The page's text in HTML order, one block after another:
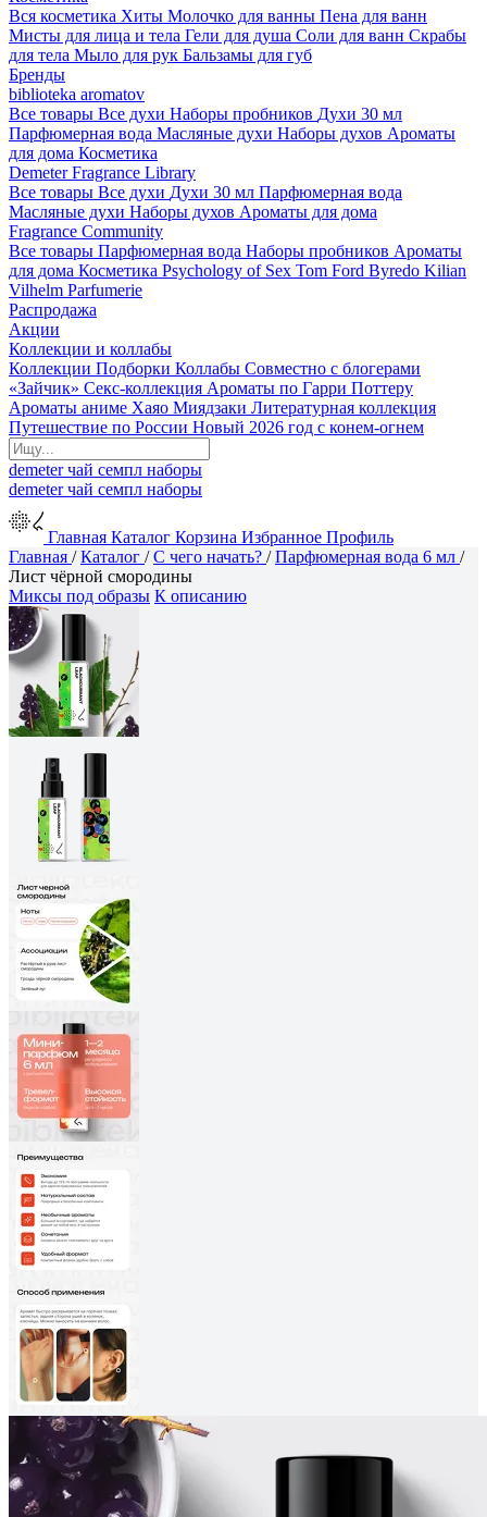
Вся косметика Хиты Молочко для ванны Пена для ванн
Мисты для лица и тела Гели для душа Соли для ванн Скрабы
для тела Мыло для рук Бальзамы для губ
Бренды
biblioteka aromatov
Все товары Все духи Наборы пробников Духи 30 мл
Парфюмерная вода Масляные духи Наборы духов Ароматы
для дома Косметика
Demeter Fragrance Library
Все товары Все духи Духи 30 мл Парфюмерная вода
Масляные духи Наборы духов Ароматы для дома
Fragrance Community
Все товары Парфюмерная вода Наборы пробников Ароматы
для дома Косметика Psychology of Sex Tom Ford Byredo Kilian
Vilhelm Parfumerie
Распродажа
Акции
Коллекции и коллабы
Коллекции Подборки Коллабы Совместно с блогерами
«Зайчик» Секс-коллекция Ароматы по Гарри Поттеру
Ароматы аниме Хаяо Миядзаки Литературная коллекция
Путешествие по России Новый 2026 год с конем-огнем
demeterчай семпл наборы
demeterчай семпл наборы
Главная Каталог Корзина Избранное Профиль
Главная /Каталог /С чего начать? /Парфюмерная вода 6 мл /
Лист чёрной смородины
Миксы под образы К описанию